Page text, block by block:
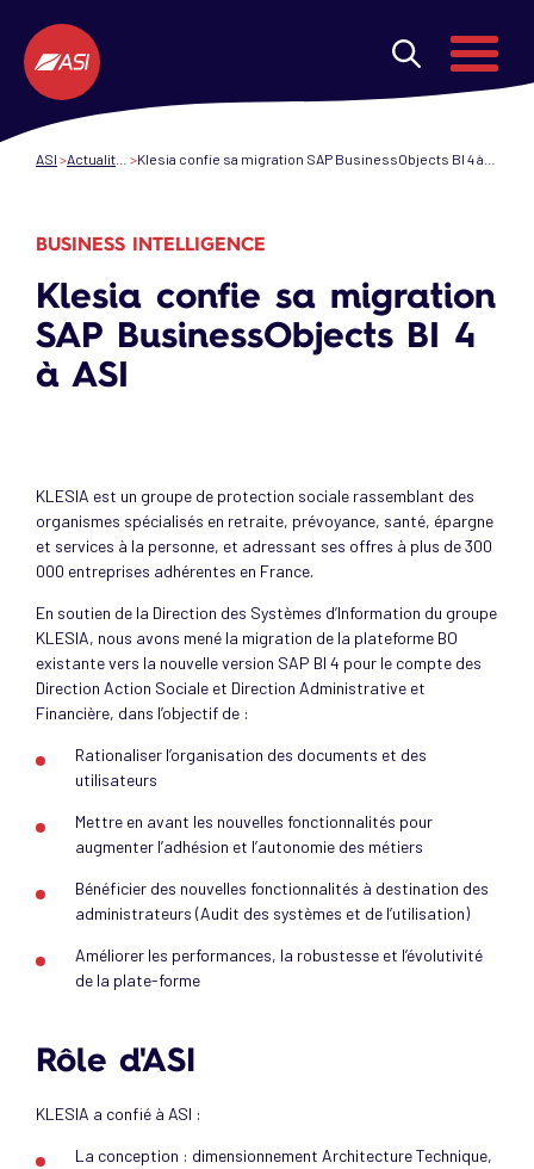
Menu
ASI
BUSINESS INTELLIGENCE
Klesia confie sa migration
SAP BusinessObjects BI 4
à ASI
KLESIA est un groupe de protection sociale rassemblant des
organismes spécialisés en retraite, prévoyance, santé, épargne
et services à la personne, et adressant ses offres à plus de 300
000 entreprises adhérentes en France.
En soutien de la Direction des Systèmes d’Information du groupe
KLESIA, nous avons mené la migration de la plateforme BO
existante vers la nouvelle version SAP BI 4 pour le compte des
Direction Action Sociale et Direction Administrative et
Financière, dans l’objectif de :
Rationaliser l’organisation des documents et des
utilisateurs
Mettre en avant les nouvelles fonctionnalités pour
augmenter l’adhésion et l’autonomie des métiers
Bénéficier des nouvelles fonctionnalités à destination des
administrateurs (Audit des systèmes et de l’utilisation)
Améliorer les performances, la robustesse et l’évolutivité
de la plate-forme
Rôle d'ASI
KLESIA a confié à ASI :
La conception : dimensionnement Architecture Technique,